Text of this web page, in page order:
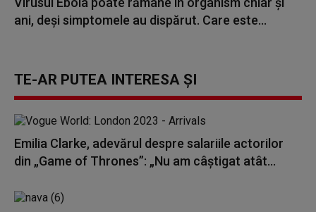
ani, deși simptomele au dispărut. Care este...
TE-AR PUTEA INTERESA ȘI
Emilia Clarke, adevărul despre salariile actorilor
din „Game of Thrones”: „Nu am câștigat atât...